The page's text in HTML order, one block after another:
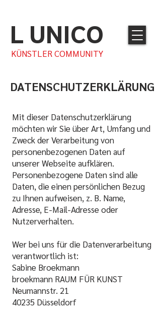
L UNICO
KÜNSTLER COMMUNITY
DATENSCHUTZERKLÄRUNG
Mit dieser Datenschutzerklärung
möchten wir Sie über Art, Umfang und
Zweck der Verarbeitung von
personenbezogenen Daten auf
unserer Webseite aufklären.
Personenbezogene Daten sind alle
Daten, die einen persönlichen Bezug
zu Ihnen aufweisen, z. B. Name,
Adresse, E-Mail-Adresse oder
Nutzerverhalten.
Wer bei uns für die Datenverarbeitung
verantwortlich ist:
​Sabine Broekmann
broekmann RAUM FÜR KUNST
Neumannstr. 21
40235 Düsseldorf